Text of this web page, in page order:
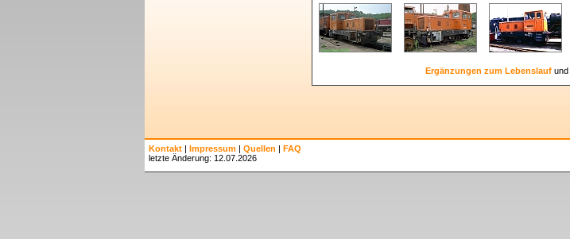
Ergänzungen zum Lebenslaufund
Kontakt | Impressum | Quellen | FAQ
letzte Änderung: 12.07.2026